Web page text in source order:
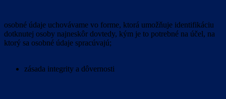
osobné údaje uchovávame vo forme, ktorá umožňuje identifikáciu
dotknutej osoby najneskôr dovtedy, kým je to potrebné na účel, na
ktorý sa osobné údaje spracúvajú;
zásada integrity a dôvernosti